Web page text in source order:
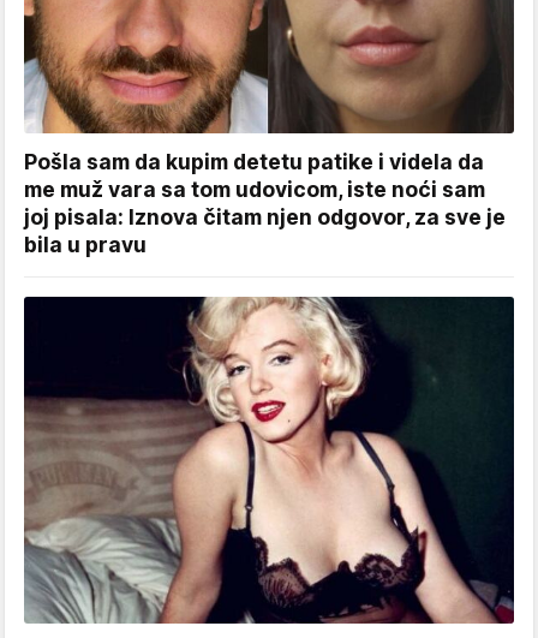
Pošla sam da kupim detetu patike i videla da
me muž vara sa tom udovicom, iste noći sam
joj pisala: Iznova čitam njen odgovor, za sve je
bila u pravu